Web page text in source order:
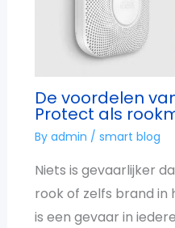
De voordelen
Protect als
By admin / smart blog
Niets is gevaarlijker
rook of zelfs brand in
is een gevaar in